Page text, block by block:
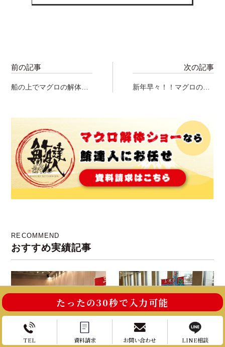
お電話はこちら お問い合わせ
たったの30秒で入力可能
TEL 資料請求 お問い合わせ LINE相談
前の記事
船の上でマグロの解体シ
ーション！！！
次の記事
新年早々！！マグロの解
として皆様にお振る舞
い！！！
RECOMMEND
おすすめ実績記事
新大阪ワシントンホテル様で
大阪のパチンコ店様の集客イベ